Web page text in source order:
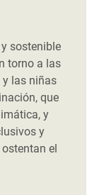
sostenible
torno a las
y las niñas
que
y
y
el